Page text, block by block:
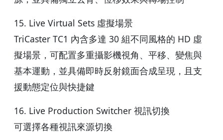
15. Live Virtual Sets 虛擬場景
TriCaster TC1 內含多達 30 組不同風格的 HD 虛
擬場景，可配置多重攝影機視角、平移、變焦與
基本運動，並具備即時反射鏡面合成呈現，且支
援動態定位與快捷鍵
16. Live Production Switcher 視訊切換
可選擇各種視訊來源切換